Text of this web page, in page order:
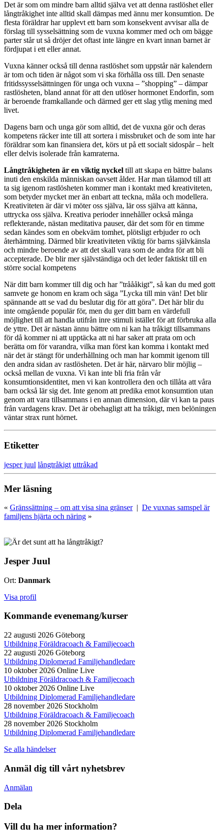
Det är som om mindre barn alltid själva vet att denna rastlöshet eller
långtråkighet inte alltid skall dämpas med ännu mer konsumtion. De
flesta föräldrar har upplevt ett barn som konsekvent avvisar alla de
förslag till sysselsättning som de vuxna kommer med och om bägge
parter står ut så dröjer det oftast inte längre en kvart innan barnet är
fördjupat i ett eller annat.
Vuxna känner också till denna rastlöshet som uppstår när kalendern
är tom och tiden är något som vi ska förhålla oss till. Den senaste
fritidssysselsättningen för unga och vuxna – ”shopping” – dämpar
rastlösheten, bland annat för att den utlöser hormonet Endorfin, som
är beroende framkallande och därmed ger ett slag ytlig mening med
livet.
Dagens barn och unga gör som alltid, det de vuxna gör och deras
kompetens räcker inte till att sortera i missbruket och de som inte har
föräldrar som kan finansiera det, körs ut på ett socialt sidospår – helt
eller delvis isolerade från kamraterna.
Långtråkigheten är en viktig nyckel till att skapa en bättre balans
inuti den enskilda människan oavsett ålder. Har man tålamod till att
ta sig igenom rastlösheten kommer man i kontakt med kreativiteten,
som betyder mycket mer än enbart att teckna, måla och modellera.
Kreativiteten är där vi möter oss själva, lär oss själva att känna,
uttrycka oss själva. Kreativa perioder innehåller också många
reflekterande, nästan meditativa pauser, där det som för en timme
sedan kändes som en obekväm tomhet, plötsligt erbjuder ro och
återhämtning. Därmed blir kreativiteten viktig för barns självkänsla
och mindre beroende av att det skall vara som de andra för att bli
accepterade. De blir mer självständiga och det leder faktiskt till en
större social kompetens
När ditt barn kommer till dig och har ”tråååkigt”, så kan du med gott
samvete ge honom en kram och säga ”Lycka till min vän! Det blir
spännande att se vad du beslutar dig för att göra”. Det här blir du
inte omgående populär för, men du ger ditt barn en värdefull
möjlighet till att handla utifrån inre stimuli istället för att förbruka alla
de yttre. Det är nästan ännu bättre om ni kan ha tråkigt tillsammans
för då kommer ni att upptäcka att ni har saker att prata om och
berätta om för varandra, vilka man först kan komma i kontakt med
när det är stängt för underhållning och man har kommit igenom till
den andra sidan av rastlösheten. Det är här, närvaro blir möjlig –
också mellan de vuxna. Vi kan inte bli fria från vår
konsumtionsidentitet, men vi kan kontrollera den och tillåta att våra
barn också lär sig det. Inte genom att predika emot konsumtion utan
genom att vara tillsammans i en annan dimension, där vi kan ta paus
från vardagens krav. Det är obehagligt att ha tråkigt, men belöningen
väntar strax runt hörnet.
Etiketter
jesper juul långtråkigt uttråkad
Mer läsning
« Gränssättning – om att visa sina gränser| De vuxnas samspel är
familjens hjärta och näring »
Jesper Juul
Ort: Danmark
Visa profil
Kommande evenemang/kurser
22 augusti 2026 Göteborg
Utbildning Föräldracoach & Familjecoach
22 augusti 2026 Göteborg
Utbildning Diplomerad Familjehandledare
10 oktober 2026 Online Live
Utbildning Föräldracoach & Familjecoach
10 oktober 2026 Online Live
Utbildning Diplomerad Familjehandledare
28 november 2026 Stockholm
Utbildning Föräldracoach & Familjecoach
28 november 2026 Stockholm
Utbildning Diplomerad Familjehandledare
Se alla händelser
Anmäl dig till vårt nyhetsbrev
Anmälan
Dela
Vill du ha mer information?